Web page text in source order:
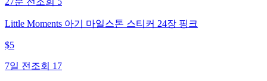
Little Moments 아기 마일스톤 스티커 24장 핑크
$5
7일 전 조회 17